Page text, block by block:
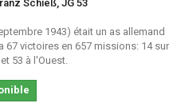
Schieß, JG 53
1943) était un as allemand
67 victoires en 657 missions: 14 sur
53 à l'Ouest.